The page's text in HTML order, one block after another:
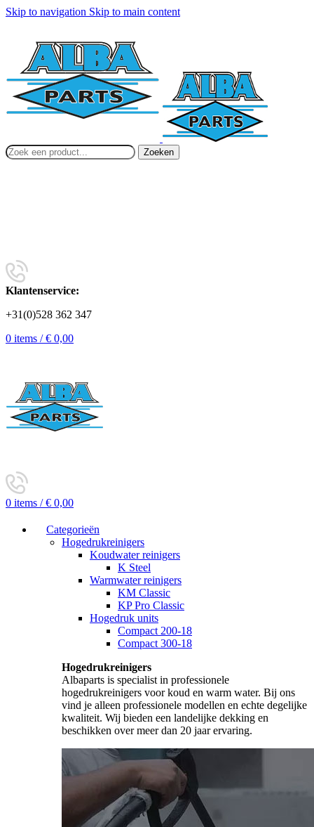
Skip to navigation Skip to main content
Zoeken
Klantenservice:
+31(0)528 362 347
0 items / € 0,00
0 items / € 0,00
Categorieën
Hogedrukreinigers
Koudwater reinigers
K Steel
Warmwater reinigers
KM Classic
KP Pro Classic
Hogedruk units
Compact 200-18
Compact 300-18
Hogedrukreinigers
Albaparts is specialist in professionele
hogedrukreinigers voor koud en warm water. Bij ons
vind je alleen professionele modellen en echte degelijke
kwaliteit. Wij bieden een landelijke dekking en
beschikken over meer dan 20 jaar ervaring.